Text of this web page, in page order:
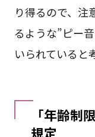
り得るので、注
るような”ピー
いられていると
「年齢制
規定